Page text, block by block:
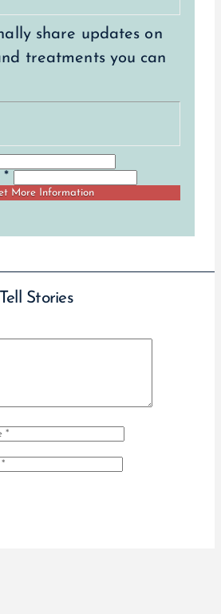
share updates on
treatments you can
*
Stories